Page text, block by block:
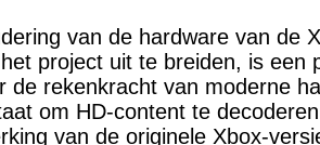
van de hardware van de
project uit te breiden, is een
de rekenkracht van moderne
om HD-content te
van de originele Xbox-